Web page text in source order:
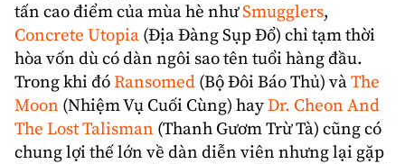
tấn cao điểm của mùa hè nhưSmugglers,
Concrete Utopia (Địa Đàng Sụp Đổ) chỉ tạm thời
hòa vốn dù có dàn ngôi sao tên tuổi hàng đầu.
Trong khi đóRansomed (Bộ Đôi Báo Thủ) vàThe
Moon (Nhiệm Vụ Cuối Cùng) hayDr. Cheon And
The Lost Talisman (Thanh Gươm Trừ Tà) cũng có
chung lợi thế lớn về dàn diễn viên nhưng lại gặp